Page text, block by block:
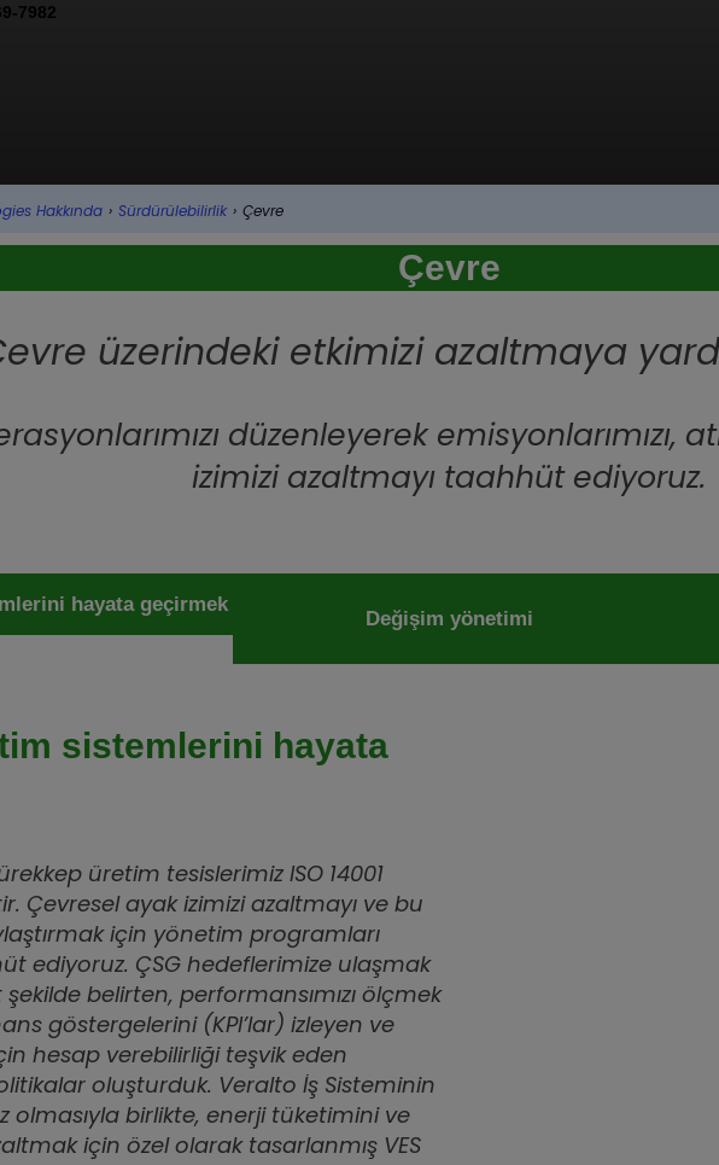
7982
Hakkında › Sürdürülebilirlik › Çevre
Çevre
üzerindeki etkimizi azaltmaya
düzenleyerek emisyonlarımızı,
izimizi azaltmayı taahhüt ediyoruz.
hayata geçirmek
Değişim yönetimi
sistemlerini hayata
üretim tesislerimiz ISO 14001
Çevresel ayak izimizi azaltmayı ve bu
için yönetim programları
ediyoruz. ÇSG hedeflerimize ulaşmak
belirten, performansımızı ölçmek
göstergelerini (KPI’lar) izleyen ve
hesap verebilirliği teşvik eden
oluşturduk. Veralto İş Sisteminin
olmasıyla birlikte, enerji tüketimini ve
için özel olarak tasarlanmış VES